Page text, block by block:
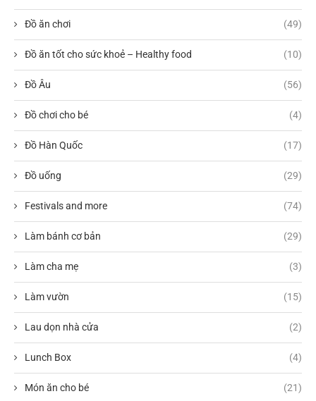
Đồ ăn chơi (49)
Đồ ăn tốt cho sức khoẻ – Healthy food (10)
Đồ Âu (56)
Đồ chơi cho bé (4)
Đồ Hàn Quốc (17)
Đồ uống (29)
Festivals and more (74)
Làm bánh cơ bản (29)
Làm cha mẹ (3)
Làm vườn (15)
Lau dọn nhà cửa (2)
Lunch Box (4)
Món ăn cho bé (21)